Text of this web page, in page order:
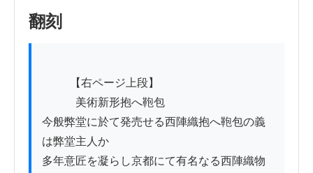
翻刻
美術新形抱へ鞄包
今般弊堂に於て発売せる西陣織抱へ鞄包の義
は弊堂主人か
多年意匠を凝らし京都にて有名なる西陣織物